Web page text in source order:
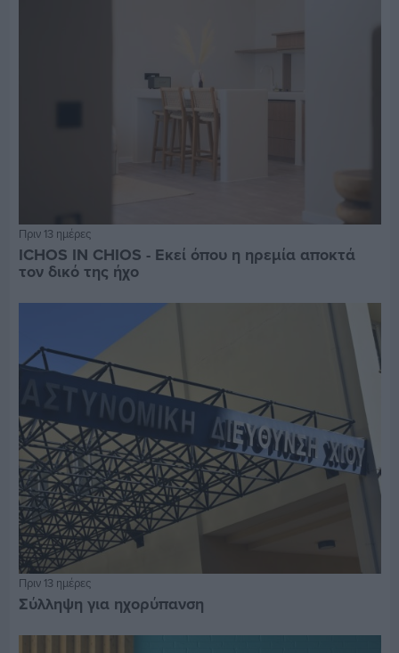
Πριν 13 ημέρες
ICHOS IN CHIOS - Εκεί όπου η ηρεμία αποκτά
τον δικό της ήχο
Πριν 13 ημέρες
Σύλληψη για ηχορύπανση